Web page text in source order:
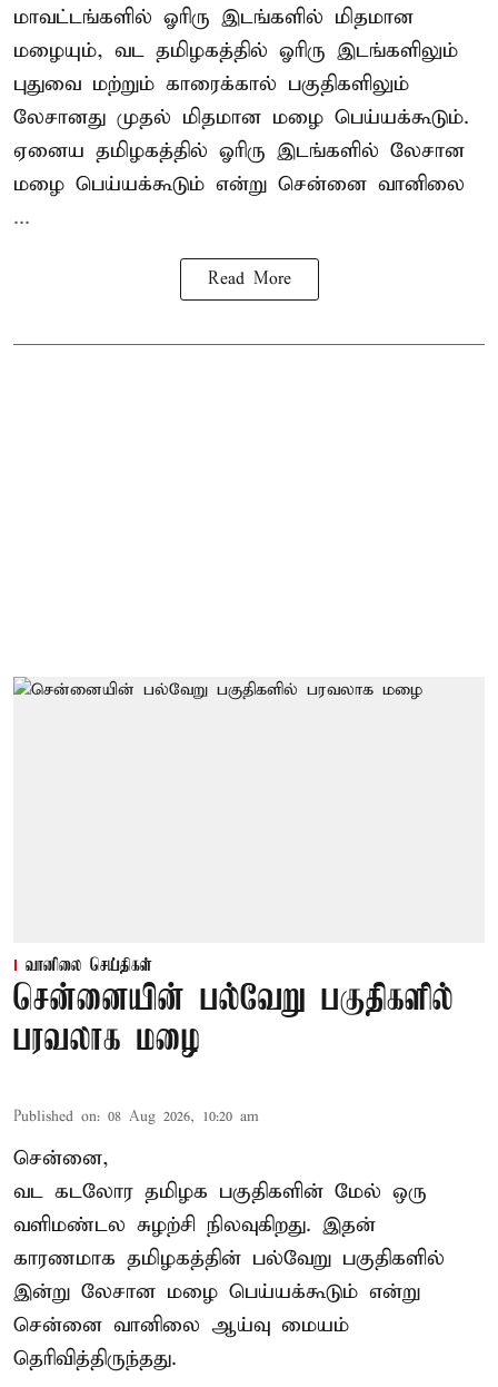
மாவட்டங்களில் ஓரிரு இடங்களில் மிதமான
மழையும், வட தமிழகத்தில் ஓரிரு இடங்களிலும்
புதுவை மற்றும் காரைக்கால் பகுதிகளிலும்
லேசானது முதல் மிதமான மழை பெய்யக்கூடும்.
ஏனைய தமிழகத்தில் ஓரிரு இடங்களில் லேசான
மழை பெய்யக்கூடும் என்று சென்னை வானிலை
...
Read More
வானிலை செய்திகள்
சென்னையின் பல்வேறு பகுதிகளில்
பரவலாக மழை
Published on: 08 Aug 2026, 10:20 am
சென்னை,
வட கடலோர தமிழக பகுதிகளின் மேல் ஒரு
வளிமண்டல சுழற்சி நிலவுகிறது. இதன்
காரணமாக தமிழகத்தின் பல்வேறு பகுதிகளில்
இன்று லேசான மழை பெய்யக்கூடும் என்று
சென்னை வானிலை ஆய்வு மையம்
தெரிவித்திருந்தது.